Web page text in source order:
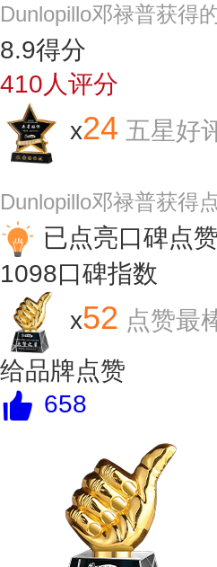
Dunlopillo邓禄普获得
8.9得分
410人评分
x24 五星好
Dunlopillo邓禄普获得
已点亮口碑点
1098口碑指数
x52 点赞最
给品牌点赞
658